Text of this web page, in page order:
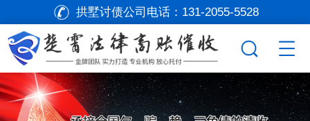
拱墅讨债公司电话： 131-2055-5528